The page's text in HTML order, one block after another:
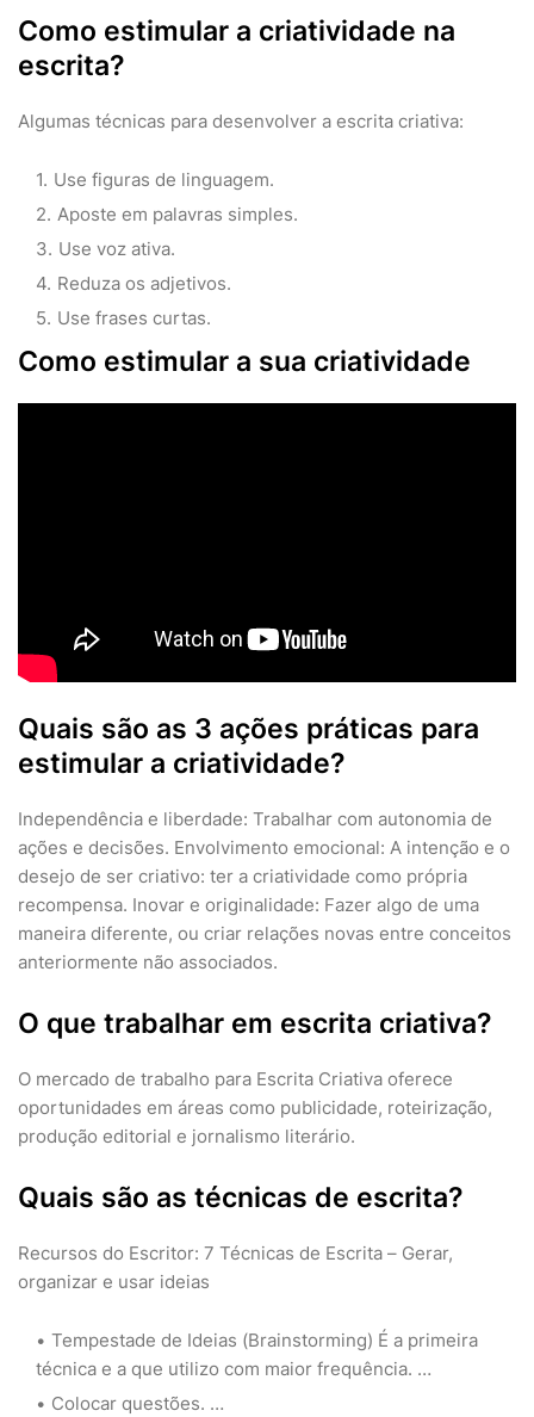
Como estimular a criatividade na
escrita?
Algumas técnicas para desenvolver a escrita criativa:
Use figuras de linguagem.
Aposte em palavras simples.
Use voz ativa.
Reduza os adjetivos.
Use frases curtas.
Como estimular a sua criatividade
Quais são as 3 ações práticas para
estimular a criatividade?
Independência e liberdade: Trabalhar com autonomia de
ações e decisões. Envolvimento emocional: A intenção e o
desejo de ser criativo: ter a criatividade como própria
recompensa. Inovar e originalidade: Fazer algo de uma
maneira diferente, ou criar relações novas entre conceitos
anteriormente não associados.
O que trabalhar em escrita criativa?
O mercado de trabalho para Escrita Criativa oferece
oportunidades em áreas como publicidade, roteirização,
produção editorial e jornalismo literário.
Quais são as técnicas de escrita?
Recursos do Escritor: 7 Técnicas de Escrita – Gerar,
organizar e usar ideias
Tempestade de Ideias (Brainstorming) É a primeira
técnica e a que utilizo com maior frequência. …
Colocar questões. …